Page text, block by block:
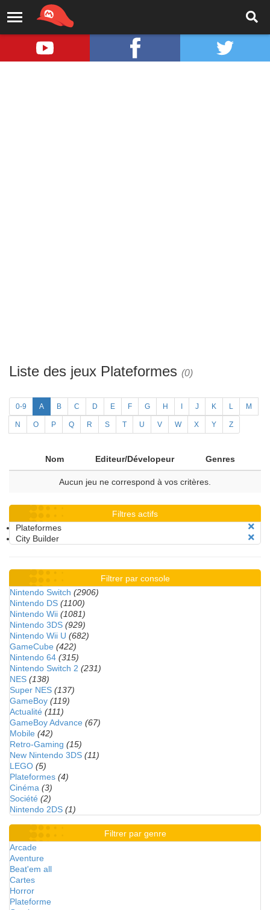
Liste des jeux Plateformes (0)
0-9 A B C D E F G H J K L M
N O P Q R S T U V W X Y Z
Nom Editeur/Dévelopeur Genres
Aucun jeu ne correspond à vos critères.
Filtres actifs
Plateformes
City Builder
Filtrer par console
Nintendo Switch (2906)
Nintendo DS (1100)
Nintendo Wii (1081)
Nintendo 3DS (929)
Nintendo Wii U (682)
GameCube (422)
Nintendo 64 (315)
Nintendo Switch 2 (231)
NES (138)
Super NES (137)
GameBoy (119)
Actualité (111)
GameBoy Advance (67)
Mobile (42)
Retro-Gaming (15)
New Nintendo 3DS (11)
LEGO (5)
Plateformes (4)
Cinéma (3)
Société (2)
Nintendo 2DS (1)
Filtrer par genre
Arcade
Aventure
Beat'em all
Cartes
Horror
Plateforme